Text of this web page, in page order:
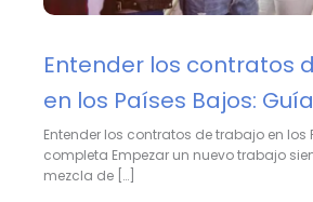
Entender los contratos
en los Países Bajos:
Entender los contratos de trabajo en los
completa Empezar un nuevo trabajo
mezcla de […]